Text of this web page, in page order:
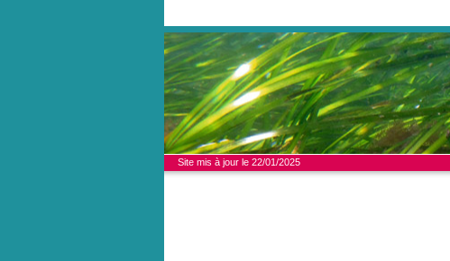
Site mis à jour le 22/01/2025